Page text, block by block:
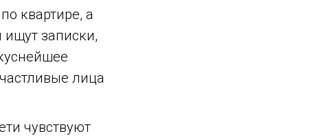
квартире, а
записки,
лица
чувствуют